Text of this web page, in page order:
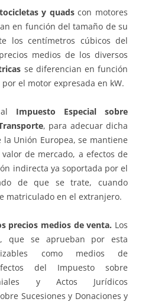
y quadscon motores
en función del tamaño de su
los centímetros cúbicos del
medios de los diversos
se diferencian en función
el motor expresada en kW.
Impuesto Especial sobre
, para adecuar dicha
Unión Europea, se mantiene
de mercado, a efectos de
indirecta ya soportada por el
de que se trate, cuando
matriculado en el extranjero.
precios medios de venta. Los
que se aprueban por esta
como medios de
del Impuesto sobre
y Actos Jurídicos
Sucesiones y Donaciones y